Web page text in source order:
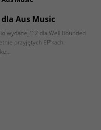
Aus Music
wydanej ’12 dla Well Rounded
przyjętych EP’kach